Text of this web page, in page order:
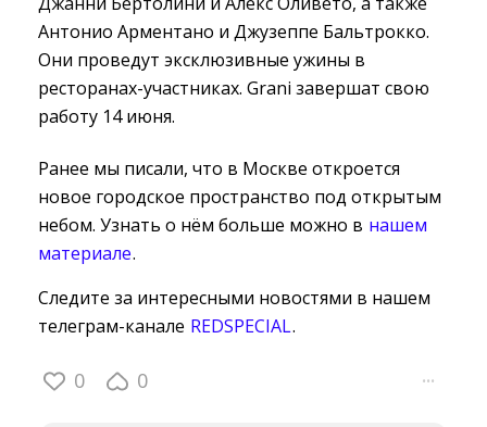
Антонио Арментано и Джузеппе Бальтрокко.
Они проведут эксклюзивные ужины в
ресторанах-участниках. Grani завершат свою
работу 14 июня.
Ранее мы писали, что в Москве откроется
новое городское пространство под открытым
небом. Узнать о нём больше можно в нашем
материале.
Следите за интересными новостями в нашем
телеграм-канале REDSPECIAL.
0 0 ···